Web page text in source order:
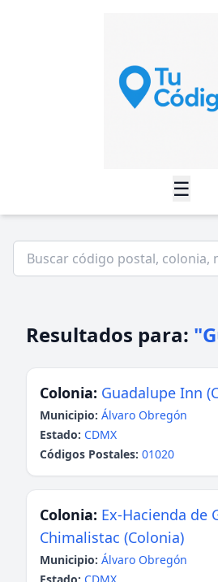
☰
Resultados para:
Colonia: Guadalupe Inn
Municipio: Álvaro Obregón
Estado: CDMX
Códigos Postales: 01020
Colonia: Ex-Hacienda de
Chimalistac (Colonia)
Municipio: Álvaro Obregón